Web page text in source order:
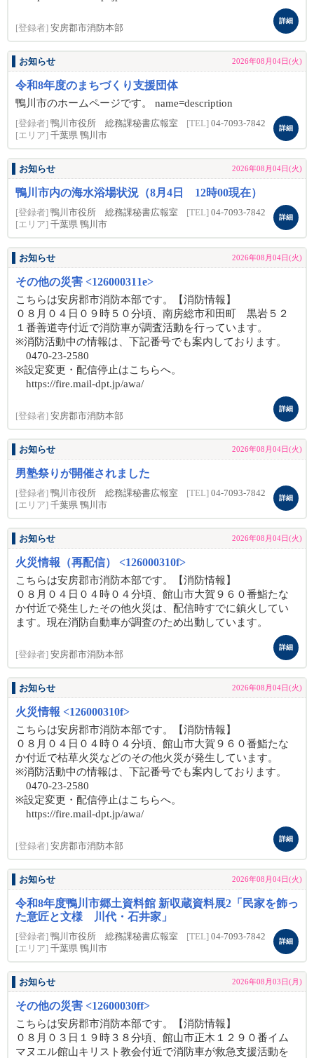
[登録者] 安房郡市消防本部
詳細
お知らせ 2026年08月04日(火)
令和8年度のまちづくり支援団体
鴨川市のホームページです。 name=description
[登録者] 鴨川市役所 総務課秘書広報室 [TEL] 04-7093-7842
[エリア] 千葉県 鴨川市
詳細
お知らせ 2026年08月04日(火)
鴨川市内の海水浴場状況（8月4日 12時00現在）
[登録者] 鴨川市役所 総務課秘書広報室 [TEL] 04-7093-7842
[エリア] 千葉県 鴨川市
詳細
お知らせ 2026年08月04日(火)
その他の災害 <126000311e>
こちらは安房郡市消防本部です。【消防情報】
０８月０４日０９時５０分頃、南房総市和田町 黒岩５２
１番善道寺付近で消防車が調査活動を行っています。
※消防活動中の情報は、下記番号でも案内しております。
0470-23-2580
※設定変更・配信停止はこちらへ。
https://fire.mail-dpt.jp/awa/
[登録者] 安房郡市消防本部
詳細
お知らせ 2026年08月04日(火)
男塾祭りが開催されました
[登録者] 鴨川市役所 総務課秘書広報室 [TEL] 04-7093-7842
[エリア] 千葉県 鴨川市
詳細
お知らせ 2026年08月04日(火)
火災情報（再配信） <126000310f>
こちらは安房郡市消防本部です。【消防情報】
０８月０４日０４時０４分頃、館山市大賀９６０番鮨たな
か付近で発生したその他火災は、配信時すでに鎮火してい
ます。現在消防自動車が調査のため出動しています。
[登録者] 安房郡市消防本部
詳細
お知らせ 2026年08月04日(火)
火災情報 <126000310f>
こちらは安房郡市消防本部です。【消防情報】
０８月０４日０４時０４分頃、館山市大賀９６０番鮨たな
か付近で枯草火災などのその他火災が発生しています。
※消防活動中の情報は、下記番号でも案内しております。
0470-23-2580
※設定変更・配信停止はこちらへ。
https://fire.mail-dpt.jp/awa/
[登録者] 安房郡市消防本部
詳細
お知らせ 2026年08月04日(火)
令和8年度鴨川市郷土資料館 新収蔵資料展2「民家を飾っ
た意匠と文様 川代・石井家」
[登録者] 鴨川市役所 総務課秘書広報室 [TEL] 04-7093-7842
[エリア] 千葉県 鴨川市
詳細
お知らせ 2026年08月03日(月)
その他の災害 <12600030ff>
こちらは安房郡市消防本部です。【消防情報】
０８月０３日１９時３８分頃、館山市正木１２９０番イム
マヌエル館山キリスト教会付近で消防車が救急支援活動を